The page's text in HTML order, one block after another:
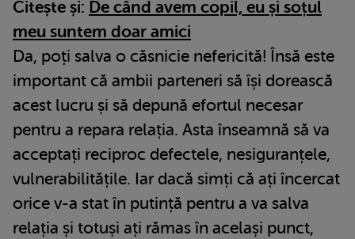
Citește și: De când avem copil, eu și soțul
meu suntem doar amici
Da, poți salva o căsnicie nefericită! Însă este
important că ambii parteneri să își dorească
acest lucru și să depună efortul necesar
pentru a repara relația. Asta înseamnă să va
acceptați reciproc defectele, nesiguranțele,
vulnerabilitățile. Iar dacă simți că ați încercat
orice v-a stat în putință pentru a va salva
relația și totuși ați rămas în același punct,